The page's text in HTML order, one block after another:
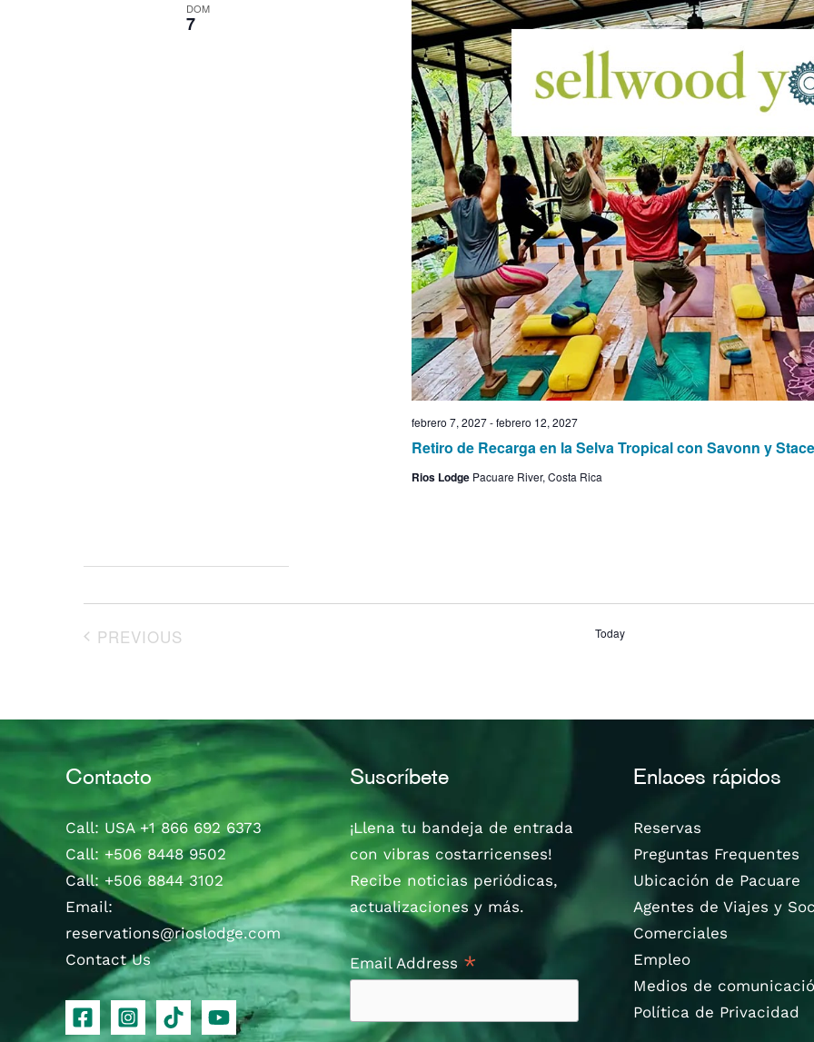
DOM
7
Retiro de Recarga en la Selva Tropical con Savonn y
febrero 7, 2027-febrero 12, 2027
Rios Lodge Pacuare River, Costa Rica
PREVIOUS
Today
Contacto
Call: USA +1 866 692 6373
Call: +506 8448 9502
Call: +506 8844 3102
Email:
reservations@rioslodge.com
Contact Us
Suscríbete
¡Llena tu bandeja de entrada
con vibras costarricenses!
Recibe noticias periódicas,
actualizaciones y más.
Email Address *
Enlaces rápidos
Reservas
Preguntas Frequentes
Ubicación de Pacuare
Agentes de Viajes y
Comerciales
Empleo
Medios de
Política de Privacidad